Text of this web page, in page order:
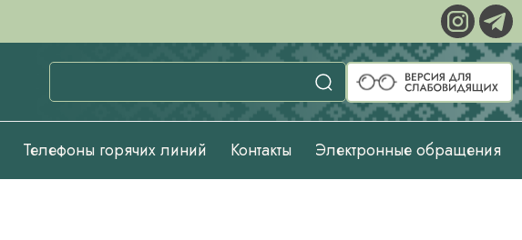
Телефоны горячих линий Контакты Электронные обращения